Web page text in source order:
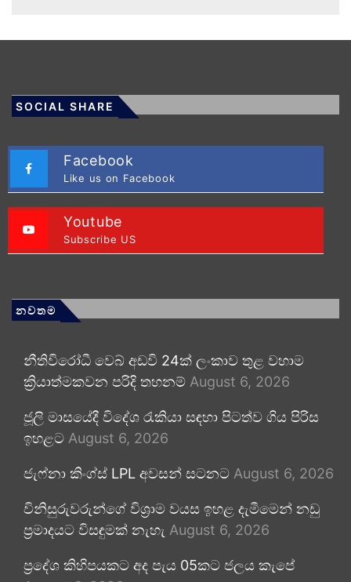
SOCIAL SHARE
Facebook
Like us on Facebook
Youtube
Subscribe US
නවතම
නීතිවිරෝධී වෙබ් අඩවි 24ක් ලංකාව තුළ වහාම
ක්‍රියාත්මකවන පරිදි තහනම් August 6, 2026
ජූලි මාසයේදී විදේශ රැකියා සඳහා පිටත්ව ගිය පිරිස
ඉහළට August 6, 2026
ජැෆ්නා කිංග්ස් LPL අවසන් සටනට August 6, 2026
විනිසුරුවරුන්ගේ විශ්‍රාම වයස ඉහළ දැමීමෙන් නඩු
ප්‍රමාදයට විසඳුමක් නැහැ August 6, 2026
ප්‍රදේශ කිහිපයකට අද පැය 05කට ජලය කැපේ